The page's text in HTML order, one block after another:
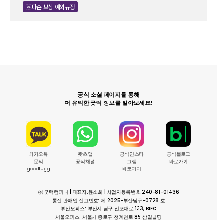
파손 보상 예외규정
공식 소셜 페이지를 통해
더 유익한 굿럭 정보를 알아보세요!
카카오톡
문의
goodlugg
왓츠앱
공식채널
공식인스타
그램
바로가기
공식블로그
바로가기
㈜ 굿럭컴퍼니 | 대표자:윤소희 | 사업자등록번호:240-81-01436
통신 판매업 신고번호: 제 2025-부산남구-0728 호
부산오피스: 부산시 남구 전포대로 133, BIFC
서울오피스: 서울시 종로구 청계천로 85 삼일빌딩